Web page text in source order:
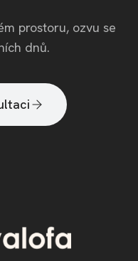
prostoru, ozvu se
dnů.